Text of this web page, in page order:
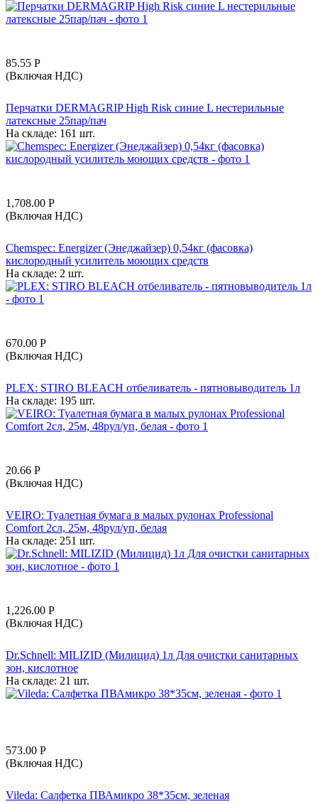
85.55 Р
(Включая НДС)
Перчатки DERMAGRIP High Risk синие L нестерильные
латексные 25пар/пач
На складе: 161 шт.
1,708.00 Р
(Включая НДС)
Chemspec: Energizer (Энеджайзер) 0,54кг (фасовка)
кислородный усилитель моющих средств
На складе: 2 шт.
670.00 Р
(Включая НДС)
PLEX: STIRO BLEACH отбеливатель - пятновыводитель 1л
На складе: 195 шт.
20.66 Р
(Включая НДС)
VEIRO: Туалетная бумага в малых рулонах Professional
Comfort 2сл, 25м, 48рул/уп, белая
На складе: 251 шт.
1,226.00 Р
(Включая НДС)
Dr.Schnell: MILIZID (Милицид) 1л Для очистки санитарных
зон, кислотное
На складе: 21 шт.
573.00 Р
(Включая НДС)
Vileda: Салфетка ПВАмикро 38*35см, зеленая